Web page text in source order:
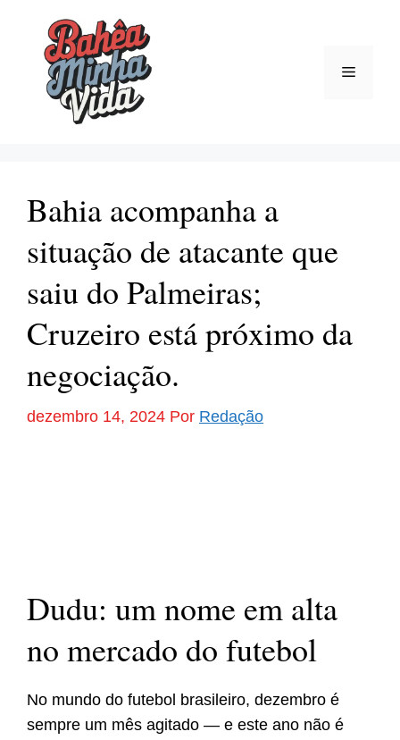
conteúdo
Menu
Bahia acompanha a
situação de atacante que
saiu do Palmeiras;
Cruzeiro está próximo da
negociação.
dezembro 14, 2024 Por Redação
Dudu: um nome em alta
no mercado do futebol
No mundo do futebol brasileiro, dezembro é
sempre um mês agitado — e este ano não é